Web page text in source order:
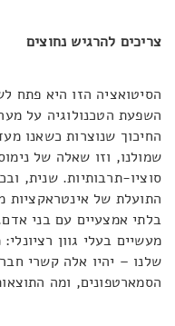
צריכים להרגיש נחוצים
הסיטואציה הזו היא פתח
השפעת הטכנולוגיה על
החיכוך שנוצרות כשאנו
שמולנו, וזו שאלה של
סוציו-תרבותיות. שנית,
התועלת של אינטראקציות
בלתי אמצעיים עם בני
מעשיים בעלי גוון
שלנו – יהיו אלה קשרי
הסמארטפונים, ומה